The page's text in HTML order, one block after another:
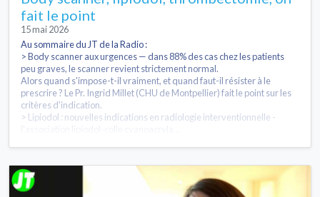
fait le point
15 mai 2026
Au sommaire du JT de la Radio :
> Body scanner aux urgences — dans 88% des cas chez les patients
peu graves, le scanner revient strictement normal.
Alors quand s'impose-t-il vraiment, et quand faut-il résister à le
prescrire ? Le Pr. Ingrid Millet (CHU de Montpellier) fait le point sur les
critères d'indication.
> Lipiodol : nouvelles indications en radiologie interventionnelle -